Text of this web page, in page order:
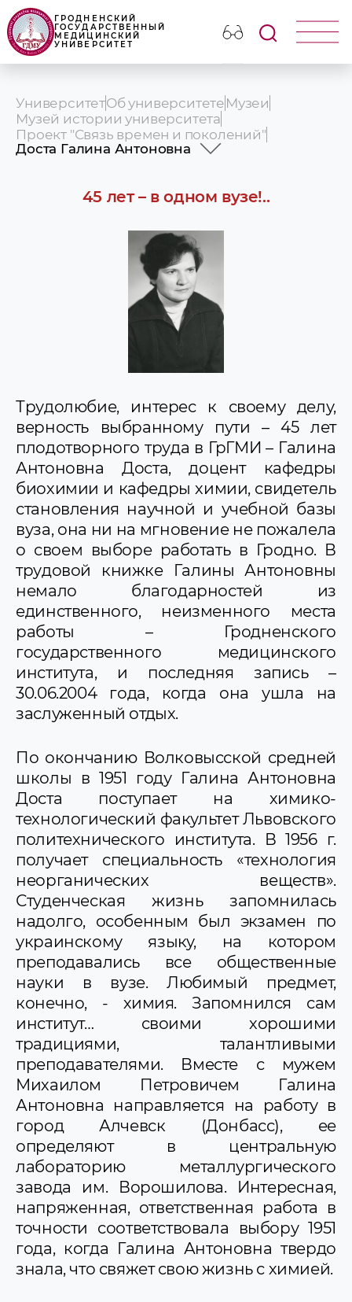
ГРОДНЕНСКИЙ
ГОСУДАРСТВЕННЫЙ
МЕДИЦИНСКИЙ
УНИВЕРСИТЕТ
УниверситетОб университете Музеи
Музей истории университета
Проект "Связь времен и поколений"
Доста Галина Антоновна
Бойко Вячеслав Александрович
Борец Валентина Максимовна
Гальцев Владимир Андреевич
Гельберг Илья Самуилович
Доста Галина Антоновна
Жмакин Игорь Константинович
Зобнинская Антонина Дмитриевна
Калкун Владимир Рудольфович
Колесов Михаил Александрович
Лукьянова Лидия Ивановна
Мажуль Михаил Михайлович
Маслаков Дмитрий Андреевич
Мацкевич Болеслав Иосифович
Мирончик Иван Фомич
Обухов Геннадий Алексеевич
Петлицкий Сергей Иосифович
Подофёдов Семён Феофанович
Позняк Станислав Брониславович
Пронько-Машерова Ольга Мироновна
Ракуть Виталий Степанович
Реутов Пётр Сергеевич
Туревский Абрам Аркадьевич
45 лет – в одном вузе!..
Трудолюбие, интерес к своему делу,
верность выбранному пути – 45 лет
плодотворного труда в ГрГМИ – Галина
Антоновна Доста, доцент кафедры
биохимии и кафедры химии, свидетель
становления научной и учебной базы
вуза, она ни на мгновение не пожалела
о своем выборе работать в Гродно. В
трудовой книжке Галины Антоновны
немало благодарностей из
единственного, неизменного места
работы – Гродненского
государственного медицинского
института, и последняя запись–
30.06.2004 года, когда она ушла на
заслуженный отдых.
По окончанию Волковысской средней
школы в 1951 году Галина Антоновна
Доста поступает на химико-
технологический факультет Львовского
политехнического института. В 1956 г.
получает специальность «технология
неорганических веществ».
Студенческая жизнь запомнилась
надолго, особенным был экзамен по
украинскому языку, на котором
преподавались все общественные
науки в вузе. Любимый предмет,
конечно, - химия. Запомнился сам
институт… своими хорошими
традициями, талантливыми
преподавателями. Вместе с мужем
Михаилом Петровичем Галина
Антоновна направляется на работу в
город Алчевск (Донбасс), ее
определяют в центральную
лабораторию металлургического
завода им. Ворошилова. Интересная,
напряженная, ответственная работа в
точности соответствовала выбору 1951
года, когда Галина Антоновна твердо
знала, что свяжет свою жизнь с химией.